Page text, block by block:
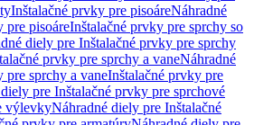
Inštalačné prvky pre pisoáreNáhradné
pre pisoáreInštalačné prvky pre sprchy so
diely pre Inštalačné prvky pre sprchy
prvky pre sprchy a vaneNáhradné
pre sprchy a vaneInštalačné prvky pre
pre Inštalačné prvky pre sprchové
výlevkyNáhradné diely pre Inštalačné